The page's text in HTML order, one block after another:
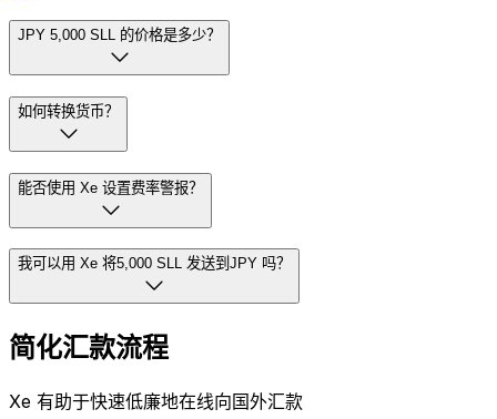
JPY 5,000 SLL 的价格是多少？
如何转换货币？
能否使用 Xe 设置费率警报？
我可以用 Xe 将5,000 SLL 发送到JPY 吗？
简化汇款流程
Xe 有助于快速低廉地在线向国外汇款